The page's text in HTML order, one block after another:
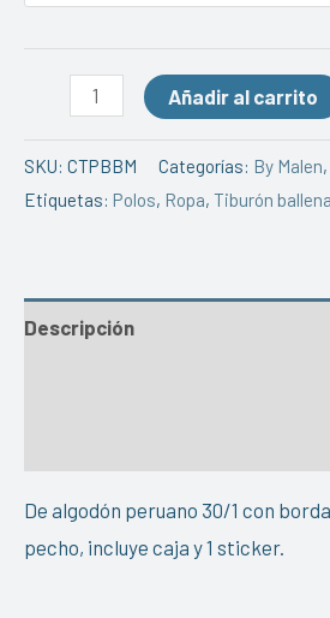
Añadir al carrito
SKU: CTPBBM Categorías: By Malen,
Etiquetas: Polos, Ropa, Tiburón ballena
Descripción
De algodón peruano 30/1 con
pecho, incluye caja y 1 sticker.